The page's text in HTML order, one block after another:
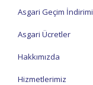
Asgari Geçim İndirimi
Asgari Ücretler
Hakkımızda
Hizmetlerimiz